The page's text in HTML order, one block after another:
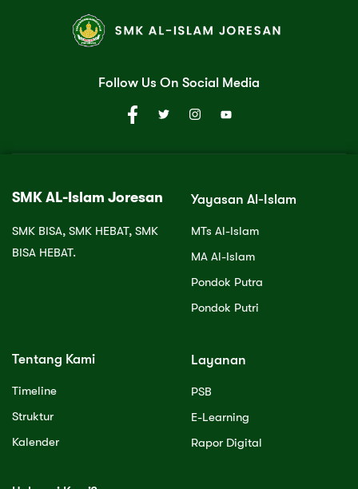
Follow Us On Social Media
SMK AL-Islam Joresan
SMK BISA, SMK HEBAT, SMK
BISA HEBAT.
Yayasan Al-Islam
MTs Al-Islam
MA Al-Islam
Pondok Putra
Pondok Putri
Tentang Kami
Timeline
Struktur
Kalender
Layanan
PSB
E-Learning
Rapor Digital